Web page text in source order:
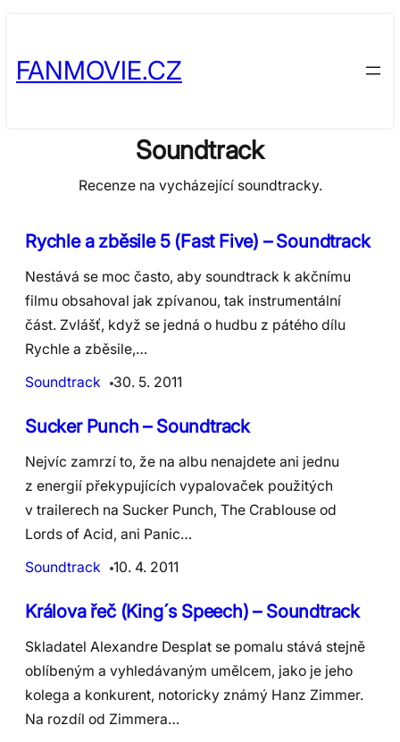
content
FANMOVIE.CZ
Soundtrack
Recenze na vycházející soundtracky.
Rychle a zběsile 5 (Fast Five) – Soundtrack
Nestává se moc často, aby soundtrack k akčnímu
filmu obsahoval jak zpívanou, tak instrumentální
část. Zvlášť, když se jedná o hudbu z pátého dílu
Rychle a zběsile,…
Soundtrack
30. 5. 2011
Sucker Punch – Soundtrack
Nejvíc zamrzí to, že na albu nenajdete ani jednu
z energií překypujících vypalovaček použitých
v trailerech na Sucker Punch, The Crablouse od
Lords of Acid, ani Panic…
Soundtrack
10. 4. 2011
Králova řeč (King´s Speech) – Soundtrack
Skladatel Alexandre Desplat se pomalu stává stejně
oblíbeným a vyhledávaným umělcem, jako je jeho
kolega a konkurent, notoricky známý Hanz Zimmer.
Na rozdíl od Zimmera…